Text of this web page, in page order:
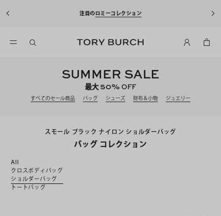
注目のロミーコレクション
SUMMER SALE
最大50% OFF
すべてのセール商品 バッグ シューズ 財布＆小物 ジュエリー
スモール ブラック ナイロン ショルダーバッグ
バッグ コレクション
All
クロスボディバッグ
ショルダーバッグ
トートバッグ